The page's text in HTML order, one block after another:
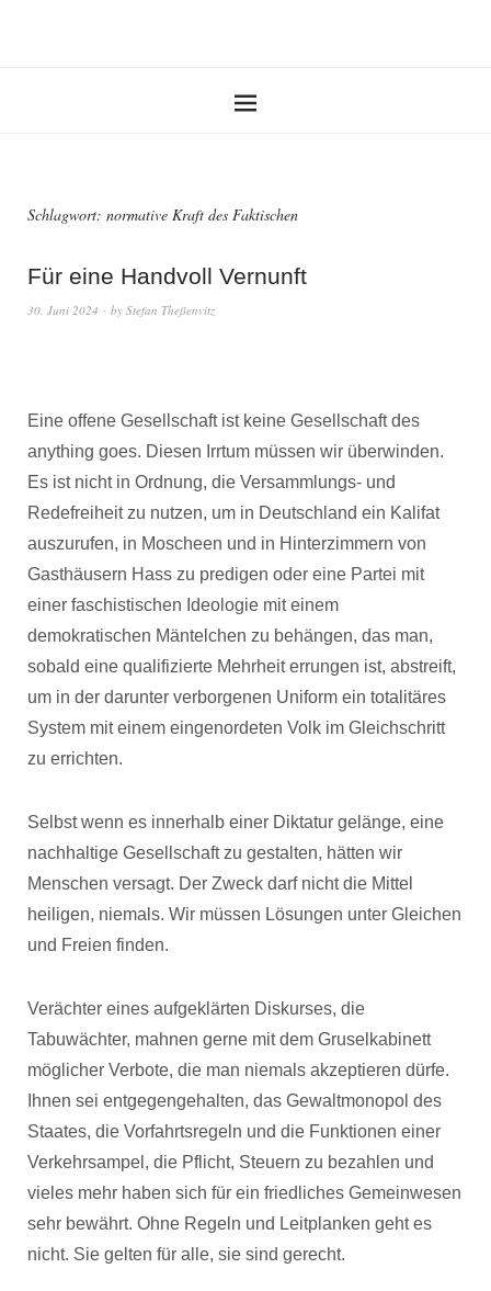
Schlagwort: normative Kraft des Faktischen
Für eine Handvoll Vernunft
30. Juni 2024 by Stefan Theßenvitz
Eine offene Gesellschaft ist keine Gesellschaft des
anything goes. Diesen Irrtum müssen wir überwinden.
Es ist nicht in Ordnung, die Versammlungs- und
Redefreiheit zu nutzen, um in Deutschland ein Kalifat
auszurufen, in Moscheen und in Hinterzimmern von
Gasthäusern Hass zu predigen oder eine Partei mit
einer faschistischen Ideologie mit einem
demokratischen Mäntelchen zu behängen, das man,
sobald eine qualifizierte Mehrheit errungen ist, abstreift,
um in der darunter verborgenen Uniform ein totalitäres
System mit einem eingenordeten Volk im Gleichschritt
zu errichten.
Selbst wenn es innerhalb einer Diktatur gelänge, eine
nachhaltige Gesellschaft zu gestalten, hätten wir
Menschen versagt. Der Zweck darf nicht die Mittel
heiligen, niemals. Wir müssen Lösungen unter Gleichen
und Freien finden.
Verächter eines aufgeklärten Diskurses, die
Tabuwächter, mahnen gerne mit dem Gruselkabinett
möglicher Verbote, die man niemals akzeptieren dürfe.
Ihnen sei entgegengehalten, das Gewaltmonopol des
Staates, die Vorfahrtsregeln und die Funktionen einer
Verkehrsampel, die Pflicht, Steuern zu bezahlen und
vieles mehr haben sich für ein friedliches Gemeinwesen
sehr bewährt. Ohne Regeln und Leitplanken geht es
nicht. Sie gelten für alle, sie sind gerecht.